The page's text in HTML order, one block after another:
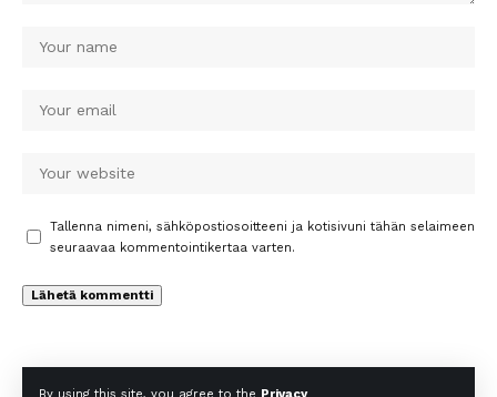
Tallenna nimeni, sähköpostiosoitteeni ja kotisivuni tähän selaimeen
seuraavaa kommentointikertaa varten.